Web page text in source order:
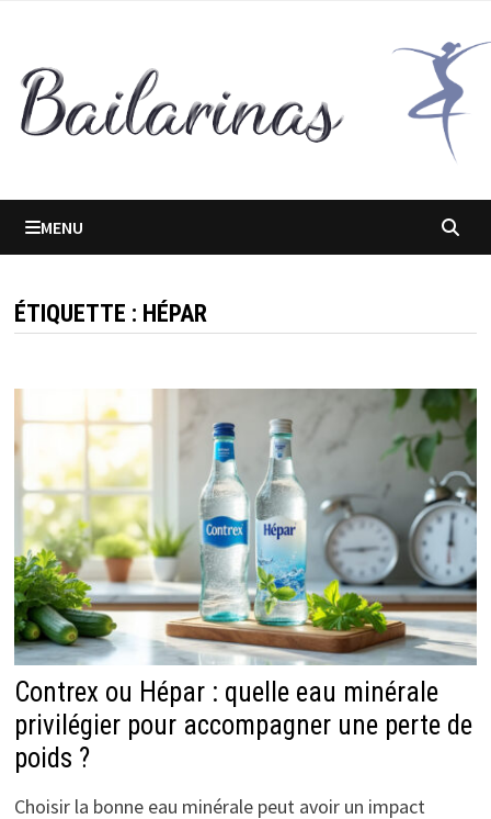
contenu
MENU
ÉTIQUETTE : HÉPAR
Contrex ou Hépar : quelle eau minérale
privilégier pour accompagner une perte de
poids ?
Choisir la bonne eau minérale peut avoir un impact